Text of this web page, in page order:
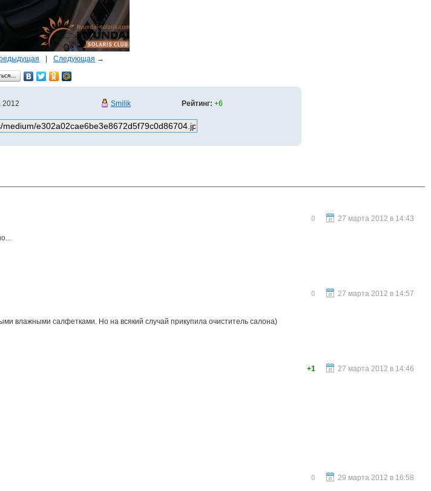
Следующая →
2012 Smilik Рейтинг: +6
27 марта 2012 в 14:43
0
27 марта 2012 в 14:57
0
влажными салфетками. Но на всякий случай прикупила очиститель салона)
27 марта 2012 в 14:46
+1
29 марта 2012 в 16:58
0